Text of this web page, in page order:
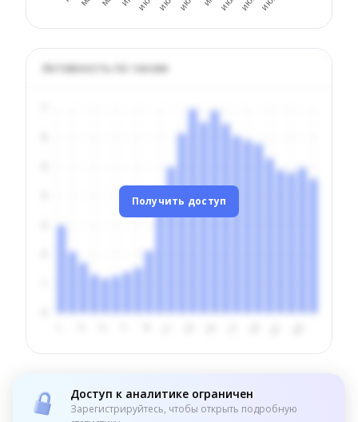
Активность по часам
Получить доступ
Доступ к аналитике ограничен
Зарегистрируйтесь, чтобы открыть подробную